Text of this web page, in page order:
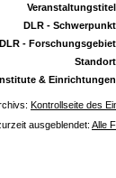
DLR -
DLR -
&
Kontrollseite des
ausgeblendet: Alle